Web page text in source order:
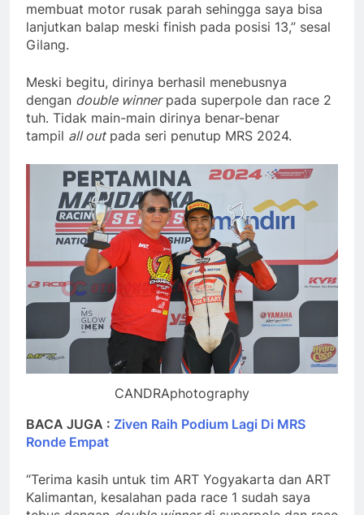
membuat motor rusak parah sehingga saya bisa
lanjutkan balap meski finish pada posisi 13,” sesal
Gilang.
Meski begitu, dirinya berhasil menebusnya
dengan double winnerpada superpole dan race 2
tuh. Tidak main-main dirinya benar-benar
tampil all outpada seri penutup MRS 2024.
CANDRAphotography
BACA JUGA : Ziven Raih Podium Lagi Di MRS
Ronde Empat
“Terima kasih untuk tim ART Yogyakarta dan ART
Kalimantan, kesalahan pada race 1 sudah saya